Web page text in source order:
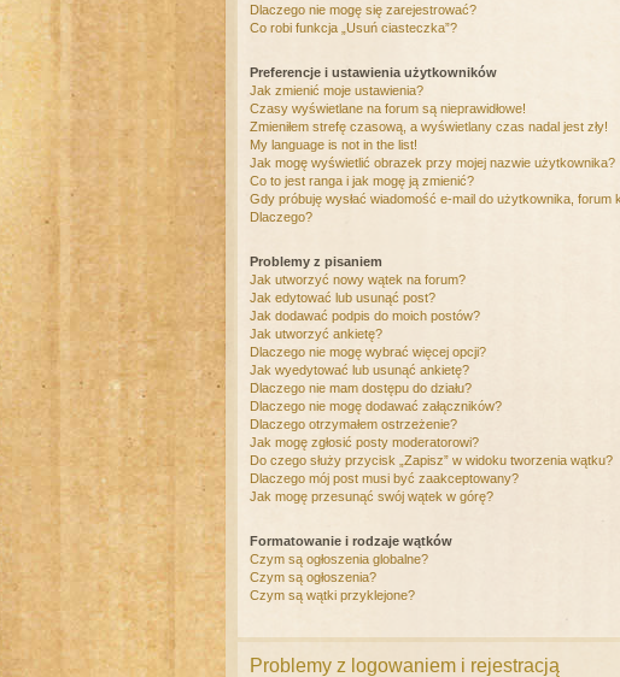
Dlaczego nie mogę się zarejestrować?
Co robi funkcja „Usuń ciasteczka”?
Preferencje i ustawienia użytkowników
Jak zmienić moje ustawienia?
Czasy wyświetlane na forum są nieprawidłowe!
Zmieniłem strefę czasową, a wyświetlany czas nadal jest zły!
My language is not in the list!
Jak mogę wyświetlić obrazek przy mojej nazwie użytkownika?
Co to jest ranga i jak mogę ją zmienić?
Gdy próbuję wysłać wiadomość e-mail do użytkownika, forum
Dlaczego?
Problemy z pisaniem
Jak utworzyć nowy wątek na forum?
Jak edytować lub usunąć post?
Jak dodawać podpis do moich postów?
Jak utworzyć ankietę?
Dlaczego nie mogę wybrać więcej opcji?
Jak wyedytować lub usunąć ankietę?
Dlaczego nie mam dostępu do działu?
Dlaczego nie mogę dodawać załączników?
Dlaczego otrzymałem ostrzeżenie?
Jak mogę zgłosić posty moderatorowi?
Do czego służy przycisk „Zapisz” w widoku tworzenia wątku?
Dlaczego mój post musi być zaakceptowany?
Jak mogę przesunąć swój wątek w górę?
Formatowanie i rodzaje wątków
Czym są ogłoszenia globalne?
Czym są ogłoszenia?
Czym są wątki przyklejone?
Problemy z logowaniem i rejestracją